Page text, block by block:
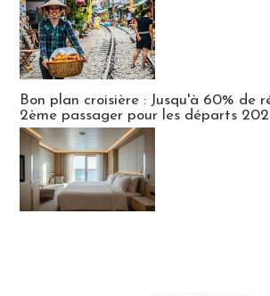
Bon plan croisière : Jusqu'à 60% de
2ème passager pour les départs